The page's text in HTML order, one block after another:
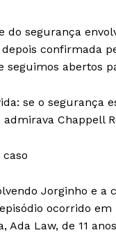
do segurança
depois confirmada
seguimos abertos
se o segurança
admirava Chappell
Jorginho e a
ocorrido
Ada Law, de 11